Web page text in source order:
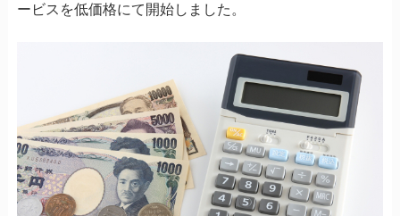
ービスを低価格にて開始しました。